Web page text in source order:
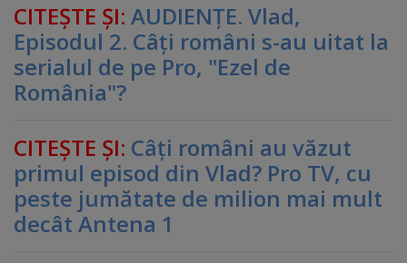
CITEŞTE ŞI: AUDIENŢE. Vlad,
Episodul 2. Câţi români s-au uitat la
serialul de pe Pro, "Ezel de
România"?
CITEŞTE ŞI: Câţi români au văzut
primul episod din Vlad? Pro TV, cu
peste jumătate de milion mai mult
decât Antena 1